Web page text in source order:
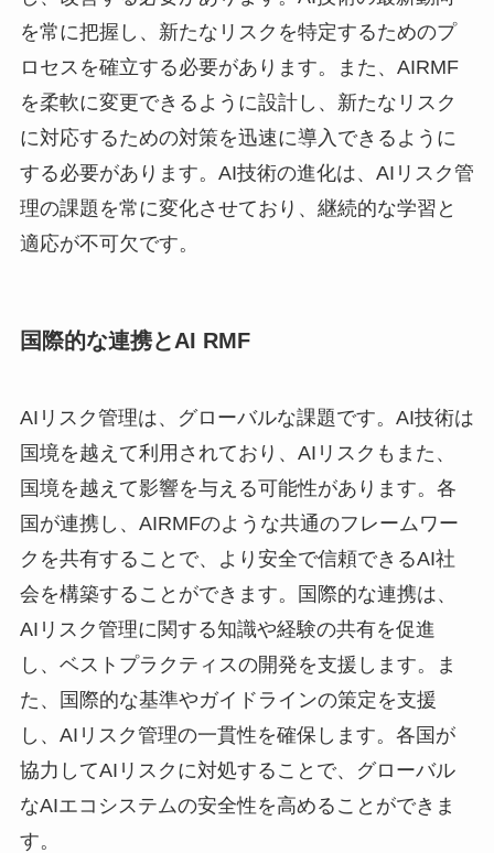
を常に把握し、新たなリスクを特定するためのプ
ロセスを確立する必要があります。また、AIRMF
を柔軟に変更できるように設計し、新たなリスク
に対応するための対策を迅速に導入できるように
する必要があります。AI技術の進化は、AIリスク管
理の課題を常に変化させており、継続的な学習と
適応が不可欠です。
国際的な連携とAI RMF
AIリスク管理は、グローバルな課題です。AI技術は
国境を越えて利用されており、AIリスクもまた、
国境を越えて影響を与える可能性があります。各
国が連携し、AIRMFのような共通のフレームワー
クを共有することで、より安全で信頼できるAI社
会を構築することができます。国際的な連携は、
AIリスク管理に関する知識や経験の共有を促進
し、ベストプラクティスの開発を支援します。ま
た、国際的な基準やガイドラインの策定を支援
し、AIリスク管理の一貫性を確保します。各国が
協力してAIリスクに対処することで、グローバル
なAIエコシステムの安全性を高めることができま
す。